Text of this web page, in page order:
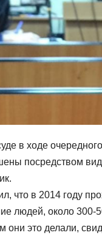
в ходе
посредством
что в 2014 году
людей, около
они это делали,